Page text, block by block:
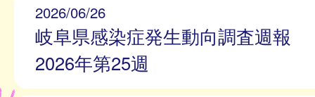
2026/06/26
岐阜県感染症発生動向調査週報
2026年第25週